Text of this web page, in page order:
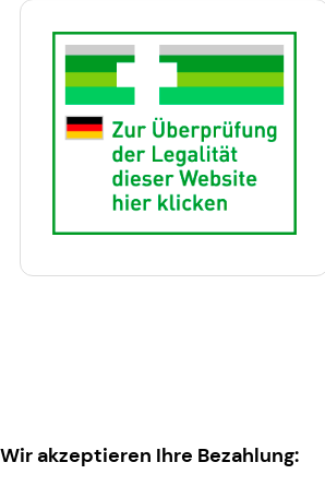
Wir akzeptieren Ihre Bezahlung: